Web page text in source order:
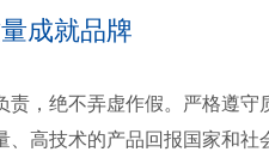
成就品牌
绝不弄虚作假。严格遵守
高技术的产品回报国家和